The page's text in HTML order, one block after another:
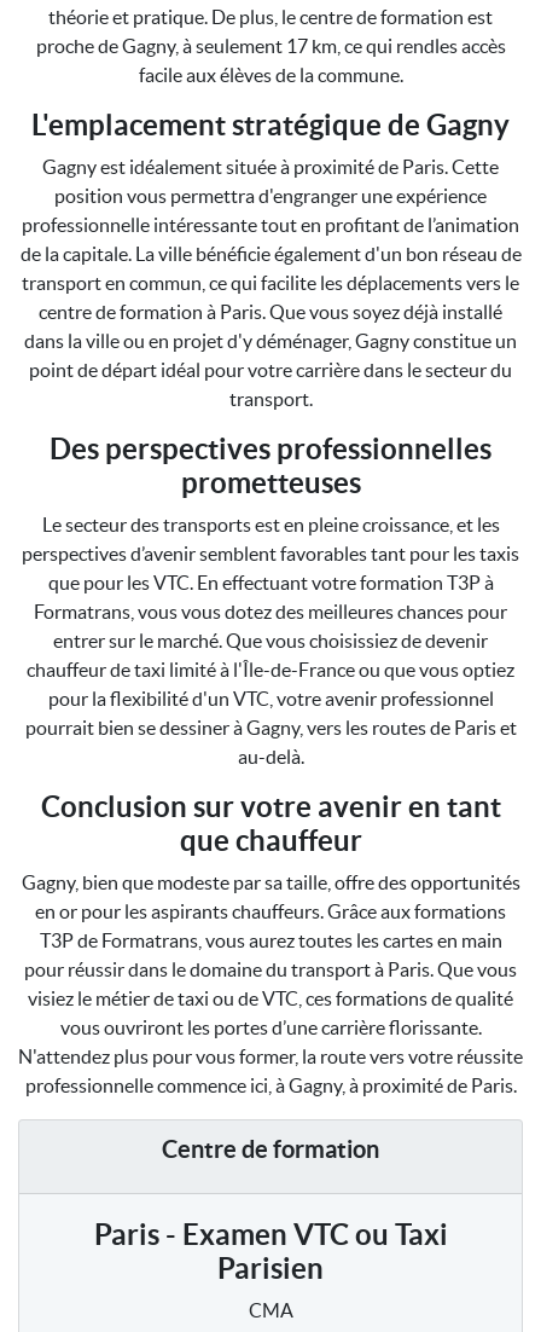
théorie et pratique. De plus, le centre de formation est
proche de Gagny, à seulement 17 km, ce qui rendles accès
facile aux élèves de la commune.
L'emplacement stratégique de Gagny
Gagny est idéalement située à proximité de Paris. Cette
position vous permettra d'engranger une expérience
professionnelle intéressante tout en profitant de l’animation
de la capitale. La ville bénéficie également d'un bon réseau de
transport en commun, ce qui facilite les déplacements vers le
centre de formation à Paris. Que vous soyez déjà installé
dans la ville ou en projet d'y déménager, Gagny constitue un
point de départ idéal pour votre carrière dans le secteur du
transport.
Des perspectives professionnelles
prometteuses
Le secteur des transports est en pleine croissance, et les
perspectives d’avenir semblent favorables tant pour les taxis
que pour les VTC. En effectuant votre formation T3P à
Formatrans, vous vous dotez des meilleures chances pour
entrer sur le marché. Que vous choisissiez de devenir
chauffeur de taxi limité à l'Île-de-France ou que vous optiez
pour la flexibilité d'un VTC, votre avenir professionnel
pourrait bien se dessiner à Gagny, vers les routes de Paris et
au-delà.
Conclusion sur votre avenir en tant
que chauffeur
Gagny, bien que modeste par sa taille, offre des opportunités
en or pour les aspirants chauffeurs. Grâce aux formations
T3P de Formatrans, vous aurez toutes les cartes en main
pour réussir dans le domaine du transport à Paris. Que vous
visiez le métier de taxi ou de VTC, ces formations de qualité
vous ouvriront les portes d’une carrière florissante.
N'attendez plus pour vous former, la route vers votre réussite
professionnelle commence ici, à Gagny, à proximité de Paris.
Centre de formation
Paris - Examen VTC ou Taxi
Parisien
CMA